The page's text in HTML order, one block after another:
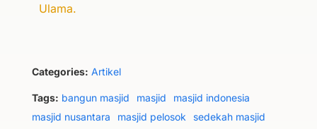
Ulama.
Categories: Artikel
Tags: bangun masjid masjid
masjid indonesia
masjid nusantara
masjid pelosok sedekah masjid